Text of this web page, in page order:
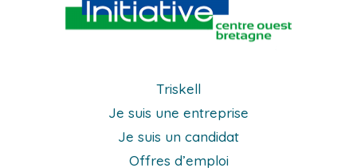
Triskell
Je suis une entreprise
Je suis un candidat
Offres d’emploi